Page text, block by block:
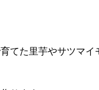
た里芋やサツマイ